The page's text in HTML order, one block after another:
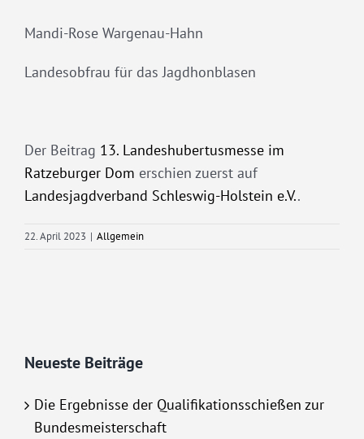
Mandi-Rose Wargenau-Hahn
Landesobfrau für das Jagdhonblasen
Der Beitrag 13. Landeshubertusmesse im
Ratzeburger Dom erschien zuerst auf
Landesjagdverband Schleswig-Holstein e.V..
22. April 2023 | Allgemein
Neueste Beiträge
Die Ergebnisse der Qualifikationsschießen zur
Bundesmeisterschaft